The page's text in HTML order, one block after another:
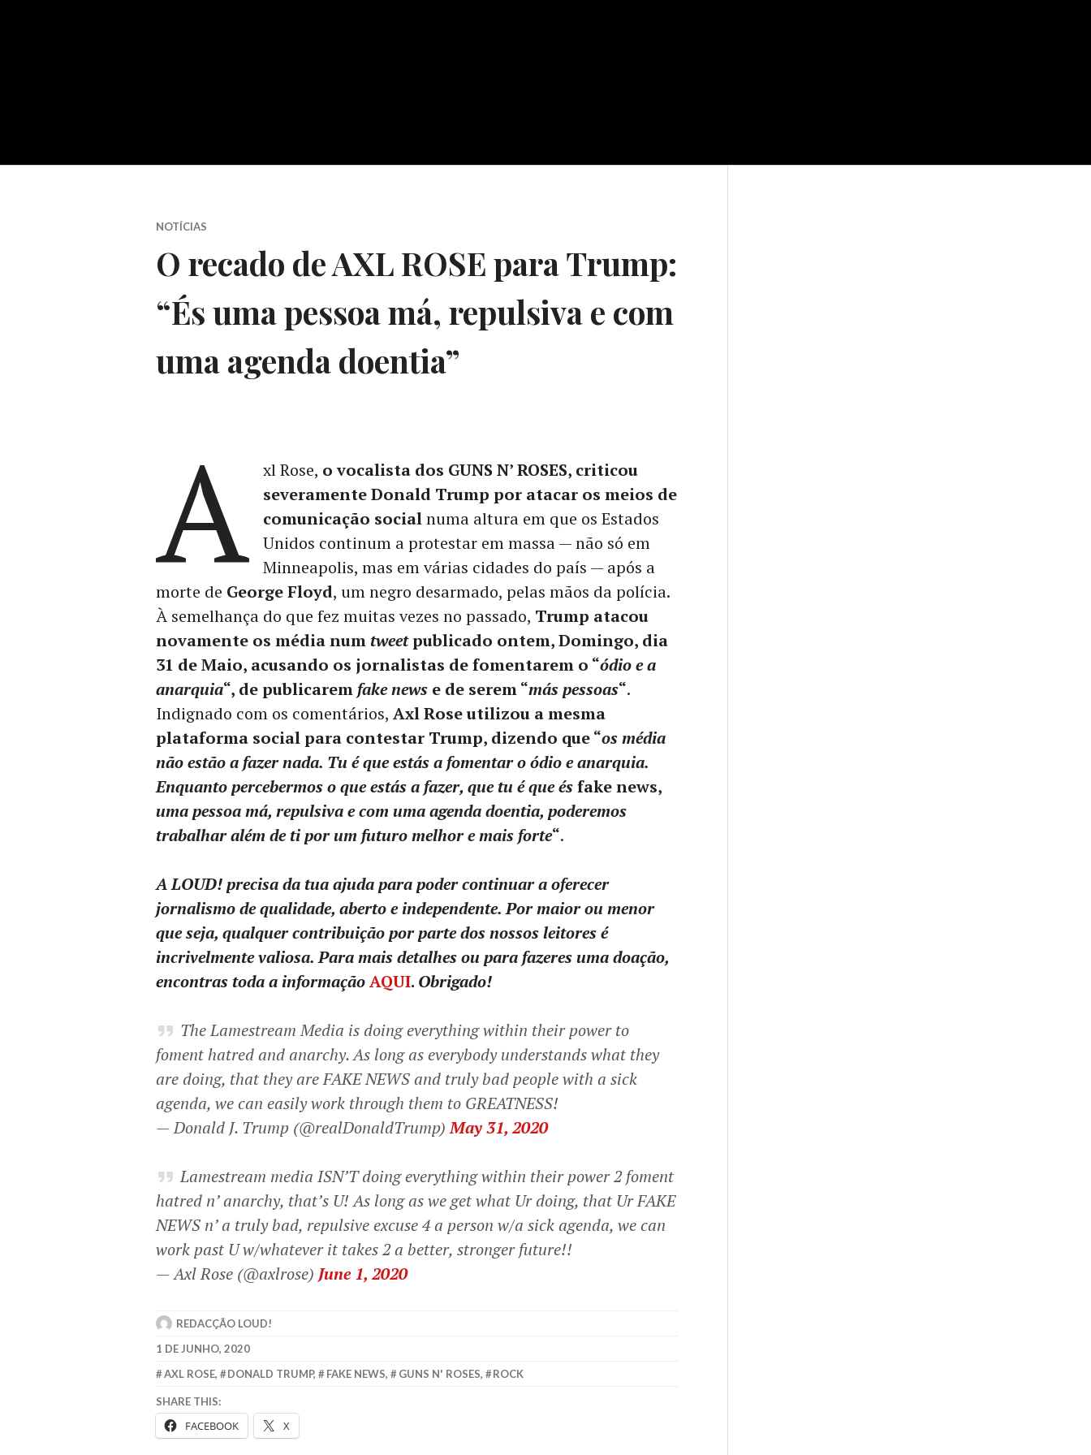
NOTÍCIAS
O recado de AXL ROSE para Trump:
“És uma pessoa má, repulsiva e com
uma agenda doentia”
A xl Rose, o vocalista dos GUNS N’ ROSES, criticou
severamente Donald Trump por atacar os meios de
comunicação socialnuma altura em que os Estados
Unidos continum a protestar em massa — não só em
Minneapolis, mas em várias cidades do país — após a
morte de George Floyd, um negro desarmado, pelas mãos da polícia.
À semelhança do que fez muitas vezes no passado, Trump atacou
novamente os média num tweetpublicado ontem, Domingo, dia
31 de Maio, acusando os jornalistas de fomentarem o “ódio e a
anarquia“, de publicarem fake news e de serem “más pessoas“.
Indignado com os comentários, Axl Rose utilizou a mesma
plataforma social para contestar Trump, dizendo que “os média
não estão a fazer nada. Tu é que estás a fomentar o ódio e anarquia.
Enquanto percebermos o que estás a fazer, que tu é que ésfake news,
uma pessoa má, repulsiva e com uma agenda doentia, poderemos
trabalhar além de ti por um futuro melhor e mais forte“.
A LOUD! precisa da tua ajuda para poder continuar a oferecer
jornalismo de qualidade, aberto e independente. Por maior ou menor
que seja, qualquer contribuição por parte dos nossos leitores é
incrivelmente valiosa. Para mais detalhes ou para fazeres uma doação,
encontras toda a informaçãoAQUI. Obrigado!
The Lamestream Media is doing everything within their power to
foment hatred and anarchy. As long as everybody understands what they
are doing, that they are FAKE NEWS and truly bad people with a sick
agenda, we can easily work through them to GREATNESS!
— Donald J. Trump (@realDonaldTrump)May 31, 2020
Lamestream media ISN’T doing everything within their power 2 foment
hatred n’ anarchy, that’s U! As long as we get what Ur doing, that Ur FAKE
NEWS n’ a truly bad, repulsive excuse 4 a person w/a sick agenda, we can
work past U w/whatever it takes 2 a better, stronger future!!
— Axl Rose (@axlrose) June 1, 2020
REDACÇÃO LOUD!
1 DE JUNHO, 2020
AXL ROSE, DONALD TRUMP, FAKE NEWS, GUNS N' ROSES, ROCK
SHARE THIS:
FACEBOOK X